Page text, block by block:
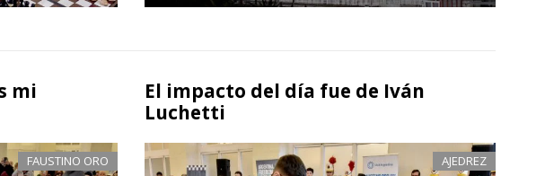
mi
FAUSTINO ORO
El impacto del día fue de Iván
Luchetti
AJEDREZ